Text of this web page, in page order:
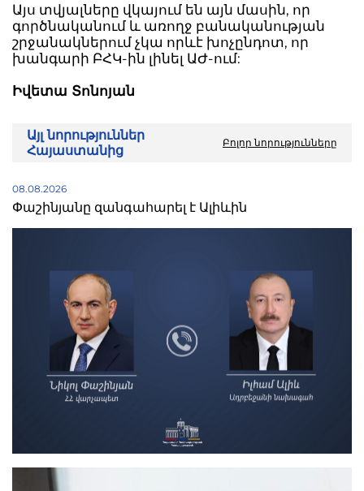
Այս տվյալները վկայում են այն մասին, որ
գործնականում և առողջ բանականության
շրջանակներում չկա որևէ խոչընդոտ, որ
խանգարի ԲՀԿ-ին լինել ԱԺ-ում:
Իվետա Տոնոյան
Այլ նորություններ
Հայաստանից
Բոլոր նորությունները
08.08.2026
Փաշինյանը զանգահարել է Ալիևին